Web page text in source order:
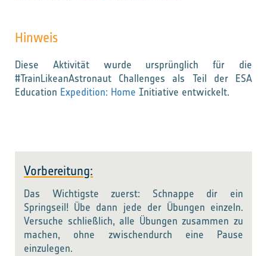
Hinweis
Diese Aktivität wurde ursprünglich für die
#TrainLikeanAstronaut Challenges als Teil der ESA
Education Expedition: Home Initiative entwickelt.
Vorbereitung:
Das Wichtigste zuerst: Schnappe dir ein
Springseil! Übe dann jede der Übungen einzeln.
Versuche schließlich, alle Übungen zusammen zu
machen, ohne zwischendurch eine Pause
einzulegen.